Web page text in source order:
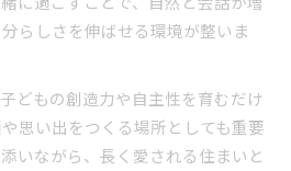
らしさを伸ばせる環境が整いま
どもの創造力や自主性を育むだけ
思い出をつくる場所としても重要
いながら、長く愛される住まいと